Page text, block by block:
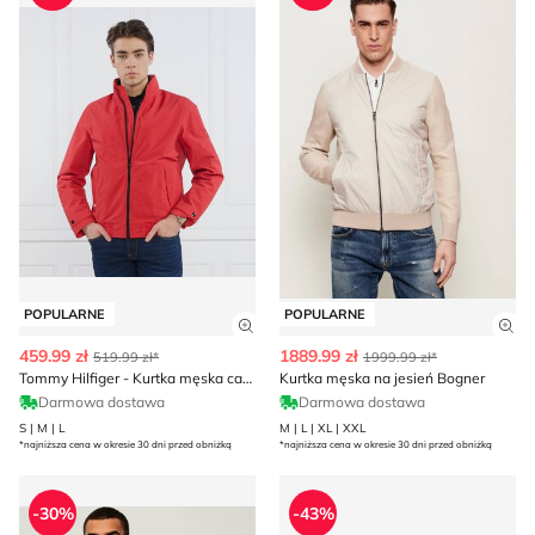
POPULARNE
Zobacz szczegóły produktu
459.99 zł 519.99 zł*
Tommy Hilfiger - Kurtka męska casual
Darmowa dostawa
S | M | L
*najniższa cena w okresie 30 dni przed obniżką
POPULARNE
1889.99 zł 1999.99 zł*
Kurtka męska na jesień Bogner
Darmowa dostawa
M | L | XL | XXL
*najniższa cena w okresie 30 dni przed obniżką
Kurtka męska BLAUER
-30%
Kurtka męska jesienna 4F
-43%